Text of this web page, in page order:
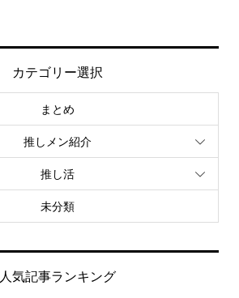
カテゴリー選択
まとめ
推しメン紹介
推し活
未分類
人気記事ランキング